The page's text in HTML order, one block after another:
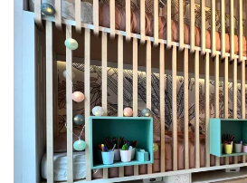
PLUS GRAND